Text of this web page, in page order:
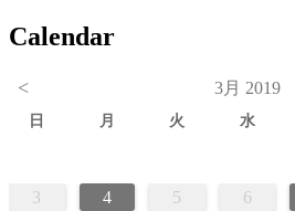
Calendar
< 3月 2019
日 月 火 水
3 4 5 6